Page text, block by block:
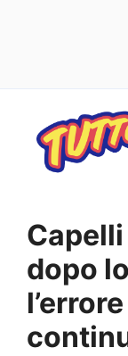
contenuto
dopo